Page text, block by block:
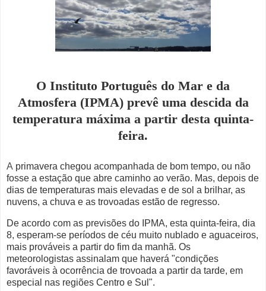
O Instituto Português do Mar e da
Atmosfera (IPMA) prevê uma descida da
temperatura máxima a partir desta quinta-
feira.
A primavera chegou acompanhada de bom tempo, ou não
fosse a estação que abre caminho ao verão. Mas, depois de
dias de temperaturas mais elevadas e de sol a brilhar, as
nuvens, a chuva e as trovoadas estão de regresso.
De acordo com as previsões do IPMA, esta quinta-feira, dia
8, esperam-se períodos de céu muito nublado e aguaceiros,
mais prováveis a partir do fim da manhã. Os
meteorologistas assinalam que haverá "condições
favoráveis à ocorrência de trovoada a partir da tarde, em
especial nas regiões Centro e Sul".